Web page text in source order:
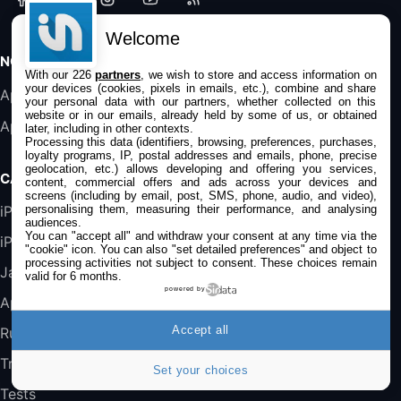
Accessoire iRobot Roomba - Kit de
Rémplacement Roomba Séries 600
19,9€
Harman Kardon SoundSticks 5 Haut-Parleur
Bluetooth, Noir
289,47€317,71€Boulanger
Galaxy S25 FE 6,7\" 5G Nano SIM 128 Go
Blanc
489,99€647,51€Fnac (Vendeur Tiers)
DeLonghi ECAM290.22.b
357,4€389,7€Cdiscount (Vendeur Tiers)
Jeu FIFA 20 sur PC (code à télécharger)
NOS APPS
Application iPhone/iPad
Application Mac
CATÉGORIES
iPhone
iPad
Jailbreak
Applications
Rumeurs
Trucs & astuces
Tests
Welcome
With our 226partners , we wish to store and access information on
your devices (cookies, pixels in emails, etc.), combine and share
your personal data with our partners, whether collected on this
website or in our emails, already held by some of us, or obtained
later, including in other contexts.
Processing this data (identifiers, browsing, preferences, purchases,
loyalty programs, IP, postal addresses and emails, phone, precise
geolocation, etc.) allows developing and offering you services,
content, commercial offers and ads across your devices and
screens (including by email, post, SMS, phone, audio, and video),
personalising them, measuring their performance, and analysing
audiences.
You can "accept all" and withdraw your consent at any time via the
"cookie" icon. You can also "set detailed preferences" and object to
processing activities not subject to consent. These choices remain
valid for 6 months.
powered by
Set your choices
Accept all